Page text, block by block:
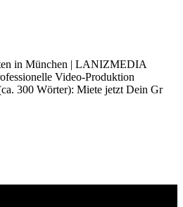
in München | LANIZMEDIA
Video-Produktion
300 Wörter): Miete jetzt Dein Gr